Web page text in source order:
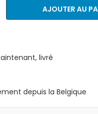
AJOUTER AU
livré
depuis la Belgique